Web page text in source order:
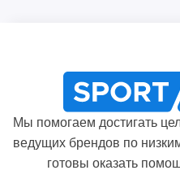
Мы помогаем достигать
ведущих брендов по
готовы оказать